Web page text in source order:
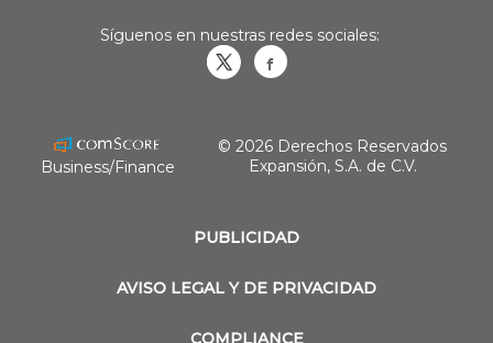
PUBLICIDAD
AVISO LEGAL Y DE PRIVACIDAD
COMPLIANCE
Síguenos en nuestras redes sociales:
Business/Finance
© 2026 Derechos Reservados
Expansión, S.A. de C.V.